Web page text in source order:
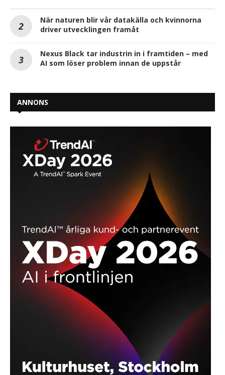
När naturen blir vår datakälla och kvinnorna
driver utvecklingen framåt
Nexus Black tar industrin in i framtiden – med
AI som löser problem innan de uppstår
ANNONS